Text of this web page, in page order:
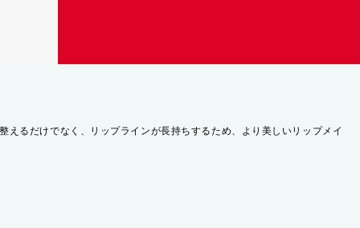
るだけでなく、リップラインが長持ちするため、より美しいリップメイ